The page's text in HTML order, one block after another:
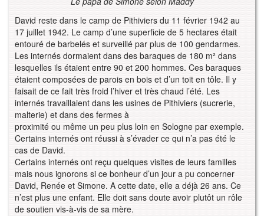
David reste dans le camp de Pithiviers du 11 février 1942 au
17 juillet 1942. Le camp d’une superficie de 5 hectares était
entouré de barbelés et surveillé par plus de 100 gendarmes.
Les internés dormaient dans des baraques de 180 m² dans
lesquelles ils étaient entre 90 et 200 hommes. Ces baraques
étaient composées de parois en bois et d’un toit en tôle. Il y
faisait de ce fait très froid l’hiver et très chaud l’été. Les
internés travaillaient dans les usines de Pithiviers (sucrerie,
malterie) et dans des fermes à
proximité ou même un peu plus loin en Sologne par exemple.
Certains internés ont réussi à s’évader ce qui n’a pas été le
cas de David.
Certains internés ont reçu quelques visites de leurs familles
mais nous ignorons si ce bonheur d’un jour a pu concerner
David, Renée et Simone. A cette date, elle a déjà 26 ans. Ce
n’est plus une enfant. Elle doit sans doute avoir plutôt un rôle
de soutien vis-à-vis de sa mère.